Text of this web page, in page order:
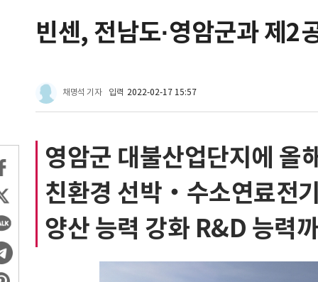
빈센, 전남도·영암군과 제2
채명석 기자 입력 2022-02-17 15:57
영암군 대불산업단지에 올
친환경 선박‧수소연료전
양산 능력 강화 R&D 능력